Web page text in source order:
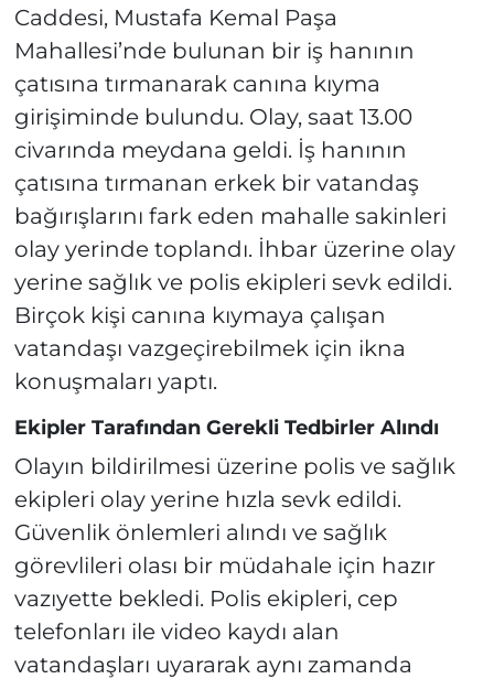
Caddesi, Mustafa Kemal Paşa
Mahallesi’nde bulunan bir iş hanının
çatısına tırmanarak canına kıyma
girişiminde bulundu. Olay, saat 13.00
civarında meydana geldi. İş hanının
çatısına tırmanan erkek bir vatandaş
bağırışlarını fark eden mahalle sakinleri
olay yerinde toplandı. İhbar üzerine olay
yerine sağlık ve polis ekipleri sevk edildi.
Birçok kişi canına kıymaya çalışan
vatandaşı vazgeçirebilmek için ikna
konuşmaları yaptı.
Ekipler Tarafından Gerekli Tedbirler Alındı
Olayın bildirilmesi üzerine polis ve sağlık
ekipleri olay yerine hızla sevk edildi.
Güvenlik önlemleri alındı ve sağlık
görevlileri olası bir müdahale için hazır
vazıyette bekledi. Polis ekipleri, cep
telefonları ile video kaydı alan
vatandaşları uyararak aynı zamanda